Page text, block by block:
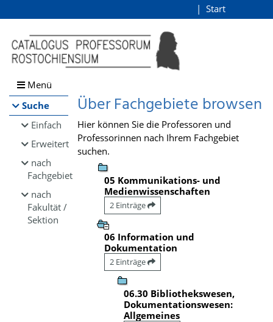
Browsen
direkt zum Inhalt
Start
Menü
Suche
Einfach
Erweitert
nach
Fachgebiet
nach
Fakultät /
Sektion
Über Fachgebiete browsen
Hier können Sie die Professoren und
Professorinnen nach Ihrem Fachgebiet
suchen.
05 Kommunikations- und
Medienwissenschaften
2 Einträge
06 Information und
Dokumentation
2 Einträge
06.30 Bibliothekswesen,
Dokumentationswesen:
Allgemeines